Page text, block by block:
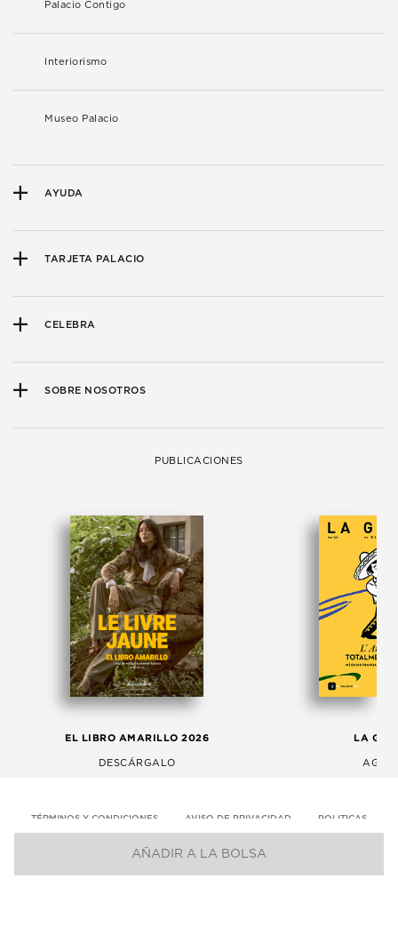
AÑADIR A LA BOLSA
Palacio Contigo
Interiorismo
Museo Palacio
AYUDA
TARJETA PALACIO
CELEBRA
SOBRE NOSOTROS
PUBLICACIONES
EL LIBRO AMARILLO 2026
DESCÁRGALO
LA
TÉRMINOS Y CONDICIONES AVISO DE PRIVACIDAD POLITICAS